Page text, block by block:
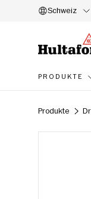
Schweiz
PRODUKTE
Produkte